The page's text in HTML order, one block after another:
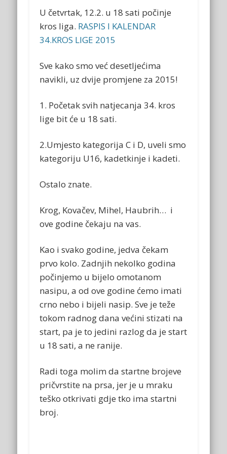
U četvrtak, 12.2. u 18 sati počinje
kros liga. RASPIS I KALENDAR
34.KROS LIGE 2015
Sve kako smo već desetljećima
navikli, uz dvije promjene za 2015!
1. Početak svih natjecanja 34. kros
lige bit će u 18 sati.
2.Umjesto kategorija C i D, uveli smo
kategoriju U16, kadetkinje i kadeti.
Ostalo znate.
Krog, Kovačev, Mihel, Haubrih… i
ove godine čekaju na vas.
Kao i svako godine, jedva čekam
prvo kolo. Zadnjih nekolko godina
počinjemo u bijelo omotanom
nasipu, a od ove godine ćemo imati
crno nebo i bijeli nasip. Sve je teže
tokom radnog dana većini stizati na
start, pa je to jedini razlog da je start
u 18 sati, a ne ranije.
Radi toga molim da startne brojeve
pričvrstite na prsa, jer je u mraku
teško otkrivati gdje tko ima startni
broj.